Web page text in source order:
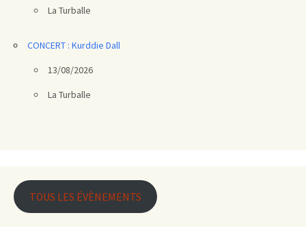
La Turballe
CONCERT : Kurddie Dall
13/08/2026
La Turballe
TOUS LES ÉVÈNEMENTS